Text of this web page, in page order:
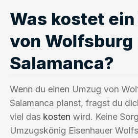
Was kostet
von Wolfsburg
Salamanca?
Wenn du einen Umzug von
Salamanca planst, fragst du
viel das kosten wird. Keine
Umzugskönig Eisenhauer